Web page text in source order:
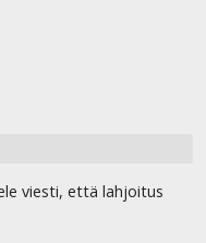
viesti, että lahjoitus